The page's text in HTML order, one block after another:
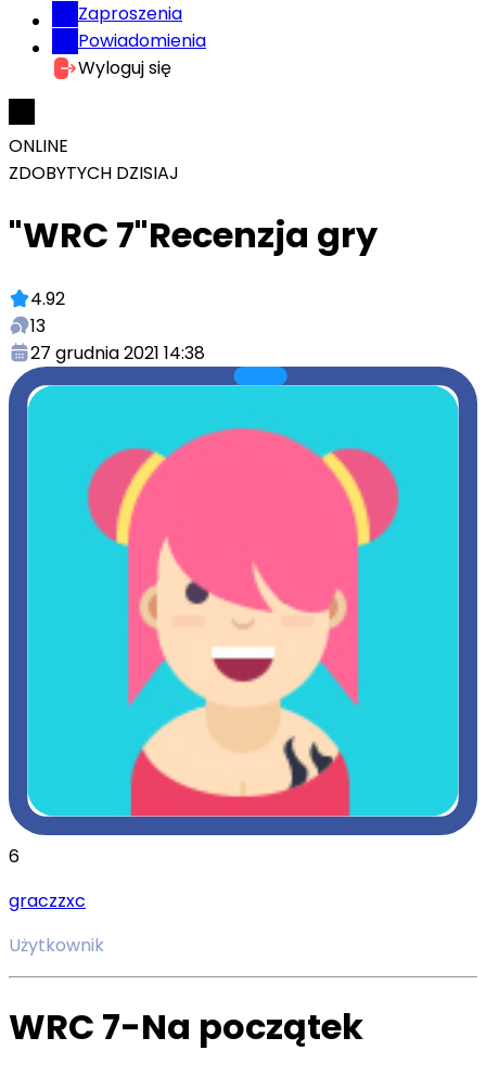
Zaproszenia
Powiadomienia
Wyloguj się
ONLINE
ZDOBYTYCH DZISIAJ
"WRC 7"Recenzja gry
4.92
13
27 grudnia 2021 14:38
6
graczzxc
Użytkownik
WRC 7-Na początek